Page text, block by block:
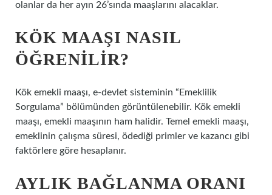
olanlar da her ayın 26’sında maaşlarını alacaklar.
KÖK MAAŞI NASIL
ÖĞRENILIR?
Kök emekli maaşı, e-devlet sisteminin “Emeklilik
Sorgulama” bölümünden görüntülenebilir. Kök emekli
maaşı, emekli maaşının ham halidir. Temel emekli maaşı,
emeklinin çalışma süresi, ödediği primler ve kazancı gibi
faktörlere göre hesaplanır.
AYLIK BAĞLANMA ORANI